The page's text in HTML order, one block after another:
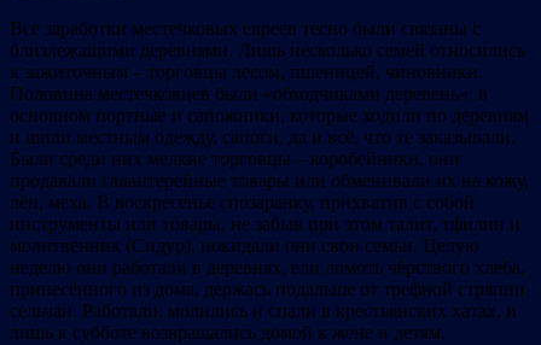
Все заработки местечковых евреев тесно были связаны с
близлежащими деревнями. Лишь несколько семей относились
к зажиточным – торговцы лесом, пшеницей, чиновники.
Половина местечковцев были «обходчиками деревень»: в
основном портные и сапожники, которые ходили по деревням
и шили местным одежду, сапоги, да и всё, что те заказывали.
Были среди них мелкие торговцы – коробейники, они
продавали галантерейные товары или обменивали их на кожу,
лён, меха. В воскресенье спозаранку, прихватив с собой
инструменты или товары, не забыв при этом талит, тфилин и
молитвенник (Сидур), покидали они свои семьи. Целую
неделю они работали в деревнях, ели ломоть чёрствого хлеба,
принесённого из дома, держась подальше от трефной стряпни
сельчан. Работали, молились и спали в крестьянских хатах, и
лишь к субботе возвращались домой к жене и детям.